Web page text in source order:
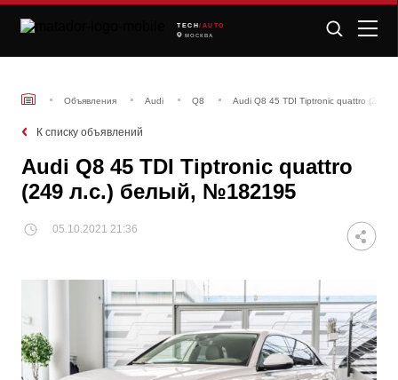
TECH /AUTO
МОСКВА
Объявления Audi Q8 Audi Q8 45 TDI Tiptronic quattro (249
К списку объявлений
Audi Q8 45 TDI Tiptronic quattro
(249 л.с.) белый, №182195
05.10.2021 21:36